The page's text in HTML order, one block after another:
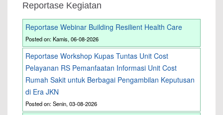
Reportase Kegiatan
Reportase Webinar Building Resilient Health Care
Posted on: Kamis, 06-08-2026
Reportase Workshop Kupas Tuntas Unit Cost
Pelayanan RS Pemanfaatan Informasi Unit Cost
Rumah Sakit untuk Berbagai Pengambilan Keputusan
di Era JKN
Posted on: Senin, 03-08-2026